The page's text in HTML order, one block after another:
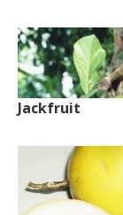
Jackfruit